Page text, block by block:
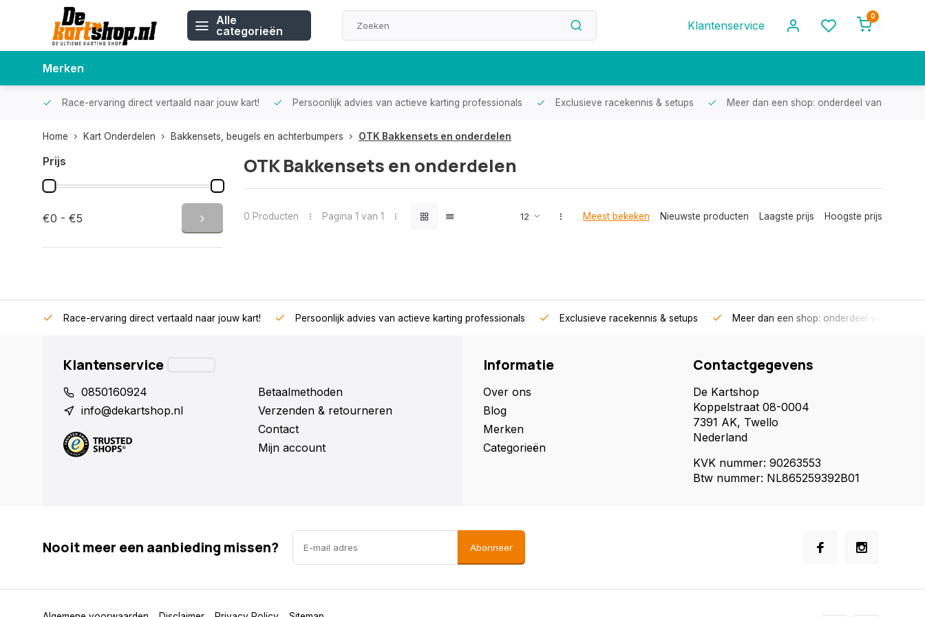
Alle
categorieën
Klantenservice
0
Merken
Race-ervaring direct vertaald naar jouw kart! Persoonlijk advies van actieve karting professionals Exclusieve racekennis & setups Meer dan een shop: onderdeel van een
Home Kart Onderdelen Bakkensets, beugels en achterbumpers OTK Bakkensets en onderdelen
Prijs
€0 - €5
OTK Bakkensets en onderdelen
0 Producten Pagina 1 van 1 Meest bekeken Nieuwste producten Laagste prijs Hoogste prijs
Race-ervaring direct vertaald naar jouw kart! Persoonlijk advies van actieve karting professionals Exclusieve racekennis & setups Meer dan een shop: onderdeel van een
Klantenservice
0850160924
info@dekartshop.nl
Betaalmethoden
Verzenden & retourneren
Contact
Mijn account
Informatie
Over ons
Blog
Merken
Categorieën
Contactgegevens
De Kartshop
Koppelstraat 08-0004
7391 AK, Twello
Nederland
KVK nummer: 90263553
Btw nummer: NL865259392B01
Nooit meer een aanbieding missen? Abonneer